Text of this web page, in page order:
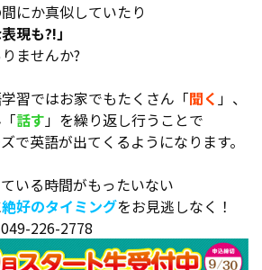
にか真似していたり
現も?!」
ませんか?
習ではお家でもたくさん「聞く 」、
話す」を繰り返し行うことで
で英語が出てくるようになります。
いる時間がもったいない
絶好のタイミングをお見逃しなく！
226-2778